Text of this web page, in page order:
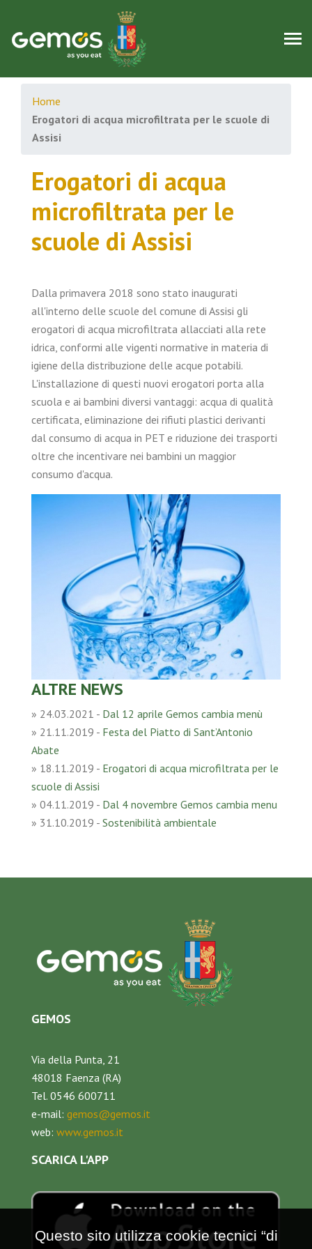
Home
Erogatori di acqua microfiltrata per le scuole di
Assisi
Erogatori di acqua
microfiltrata per le
scuole di Assisi
Dalla primavera 2018 sono stato inaugurati
all'interno delle scuole del comune di Assisi gli
erogatori di acqua microfiltrata allacciati alla rete
idrica, conformi alle vigenti normative in materia di
igiene della distribuzione delle acque potabili.
L'installazione di questi nuovi erogatori porta alla
scuola e ai bambini diversi vantaggi: acqua di qualità
certificata, eliminazione dei rifiuti plastici derivanti
dal consumo di acqua in PET e riduzione dei trasporti
oltre che incentivare nei bambini un maggior
consumo d'acqua.
ALTRE NEWS
» 24.03.2021 - Dal 12 aprile Gemos cambia menù
» 21.11.2019 - Festa del Piatto di Sant’Antonio
Abate
» 18.11.2019 - Erogatori di acqua microfiltrata per le
scuole di Assisi
» 04.11.2019 - Dal 4 novembre Gemos cambia menu
» 31.10.2019 - Sostenibilità ambientale
GEMOS
Via della Punta, 21
48018 Faenza (RA)
Tel. 0546 600711
e-mail: gemos@gemos.it
web: www.gemos.it
SCARICA L'APP
Questo sito utilizza cookie tecnici “di